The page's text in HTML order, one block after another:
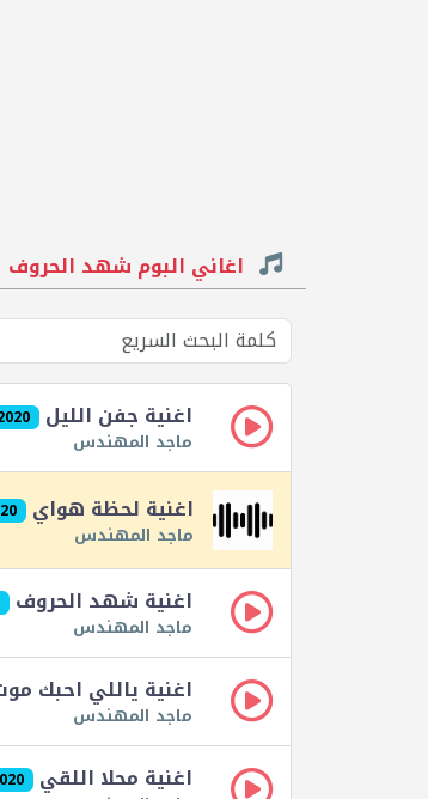
اغاني البوم شهد الحروف
اغنية جفن الليل
ماجد المهندس
اغنية لحظة هواي
ماجد المهندس
اغنية شهد الحروف
ماجد المهندس
اغنية ياللي احبك
ماجد المهندس
اغنية محلا اللقي